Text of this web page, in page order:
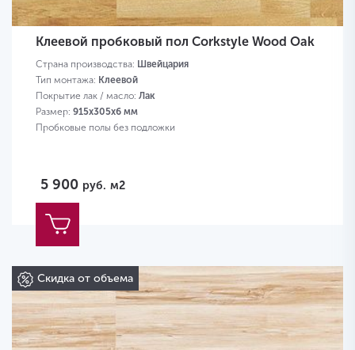
Клеевой пробковый пол Corkstyle Wood Oak
Страна производства: Швейцария
Тип монтажа: Клеевой
Покрытие лак / масло: Лак
Размер: 915х305х6 мм
Пробковые полы без подложки
5 900 руб. м2
Скидка от объема